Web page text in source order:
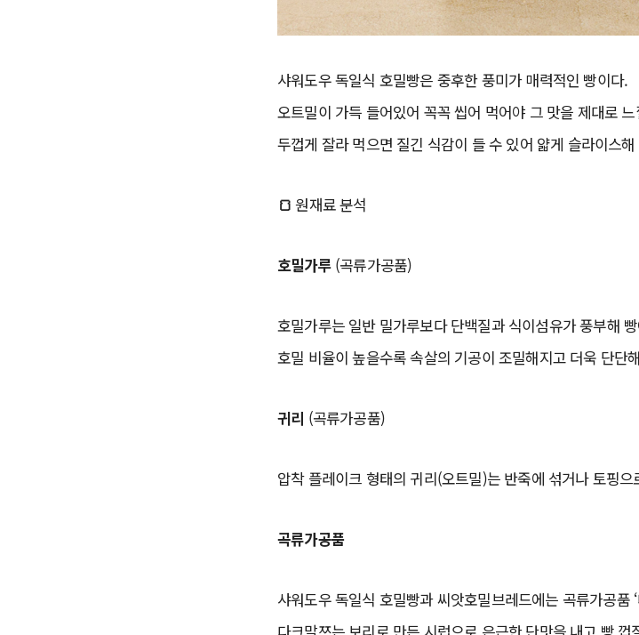
샤워도우 독일식 호밀빵은 중후한 풍미가 매력적인 빵이다.
오트밀이 가득 들어있어 꼭꼭 씹어 먹어야 그 맛을 제대로
두껍게 잘라 먹으면 질긴 식감이 들 수 있어 얇게 슬라이스
🍞 원재료 분석
호밀가루 (곡류가공품)
호밀가루는 일반 밀가루보다 단백질과 식이섬유가 풍부해
호밀 비율이 높을수록 속살의 기공이 조밀해지고 더욱 단단
귀리 (곡류가공품)
압착 플레이크 형태의 귀리(오트밀)는 반죽에 섞거나 토핑
곡류가공품
샤워도우 독일식 호밀빵과 씨앗호밀브레드에는 곡류가공품